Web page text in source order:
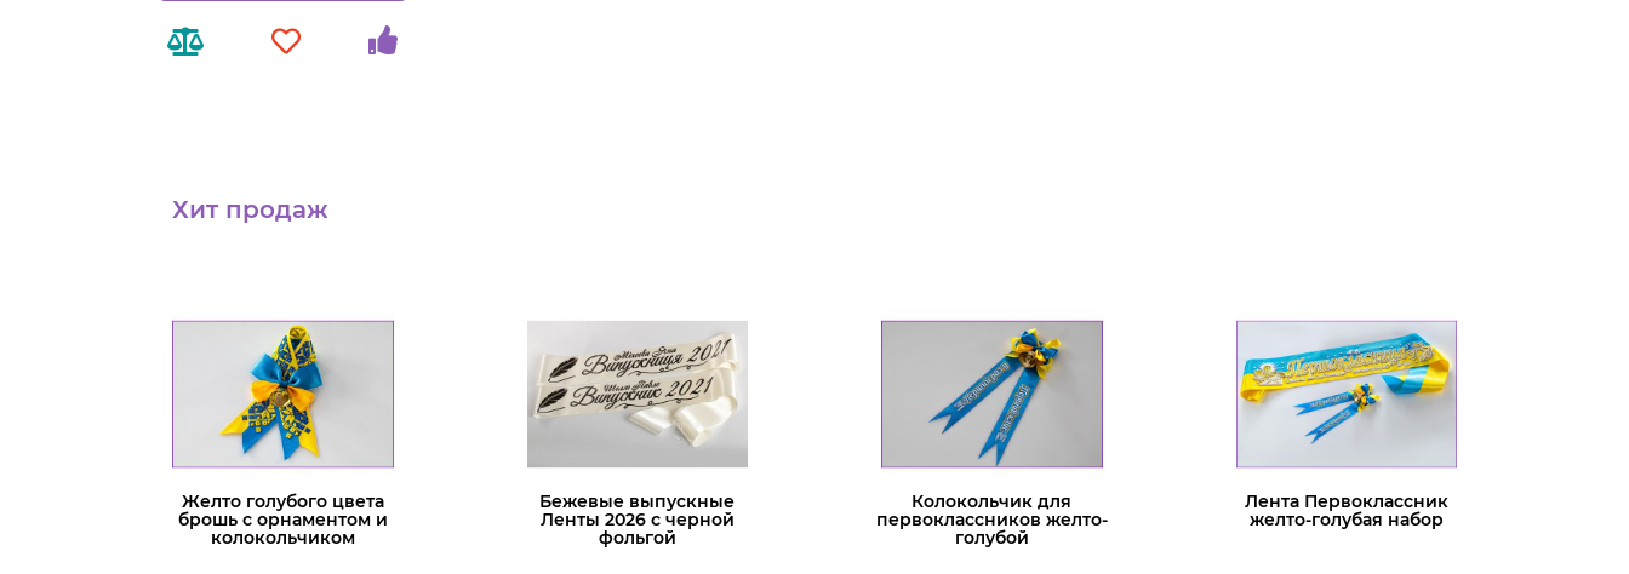
Хит продаж
Желто голубого цвета
брошь с орнаментом и
колокольчиком
Бежевые выпускные
Ленты 2026 с черной
фольгой
Колокольчик для
первоклассников желто-
голубой
Лента Первоклассник
желто-голубая набор